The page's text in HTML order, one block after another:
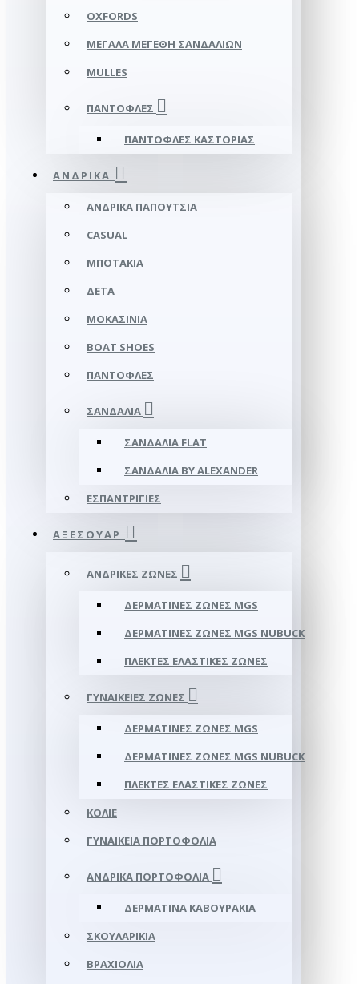
OXFORDS
ΜΕΓΆΛΑ ΜΕΓΈΘΗ ΣΑΝΔΑΛΙΏΝ
MULLES
ΠΑΝΤΌΦΛΕΣ
ΠΑΝΤΌΦΛΕΣ ΚΑΣΤΟΡΙΆΣ
ΑΝΔΡΙΚΆ
ΑΝΔΡΙΚΆ ΠΑΠΟΎΤΣΙΑ
CASUAL
ΜΠΟΤΆΚΙΑ
ΔΕΤΆ
ΜΟΚΑΣΊΝΙΑ
BOAT SHOES
ΠΑΝΤΌΦΛΕΣ
ΣΑΝΔΆΛΙΑ
ΣΑΝΔΆΛΙΑ FLAT
ΣΑΝΔΆΛΙΑ BY ALEXANDER
ΕΣΠΑΝΤΡΊΓΙΕΣ
ΑΞΕΣΟΥΑΡ
ΑΝΔΡΙΚΈΣ ΖΏΝΕΣ
ΔΕΡΜΆΤΙΝΕΣ ΖΏΝΕΣ MGS
ΔΕΡΜΆΤΙΝΕΣ ΖΏΝΕΣ MGS NUBUCK
ΠΛΕΚΤΈΣ ΕΛΑΣΤΙΚΈΣ ΖΏΝΕΣ
ΓΥΝΑΙΚΕΊΕΣ ΖΏΝΕΣ
ΔΕΡΜΆΤΙΝΕΣ ΖΏΝΕΣ MGS
ΔΕΡΜΆΤΙΝΕΣ ΖΏΝΕΣ MGS NUBUCK
ΠΛΕΚΤΈΣ ΕΛΑΣΤΙΚΈΣ ΖΏΝΕΣ
ΚΟΛΙΈ
ΓΥΝΑΙΚΕΊΑ ΠΟΡΤΟΦΌΛΙΑ
ΑΝΔΡΙΚΆ ΠΟΡΤΟΦΌΛΙΑ
ΔΕΡΜΆΤΙΝΑ ΚΑΒΟΥΡΆΚΙΑ
ΣΚΟΥΛΑΡΊΚΙΑ
ΒΡΑΧΙΌΛΙΑ